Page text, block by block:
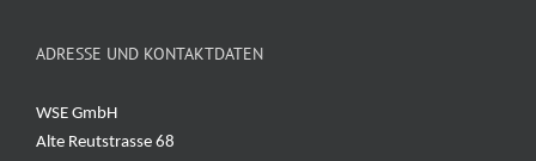
ADRESSE UND KONTAKTDATEN
WSE GmbH
Alte Reutstrasse 68